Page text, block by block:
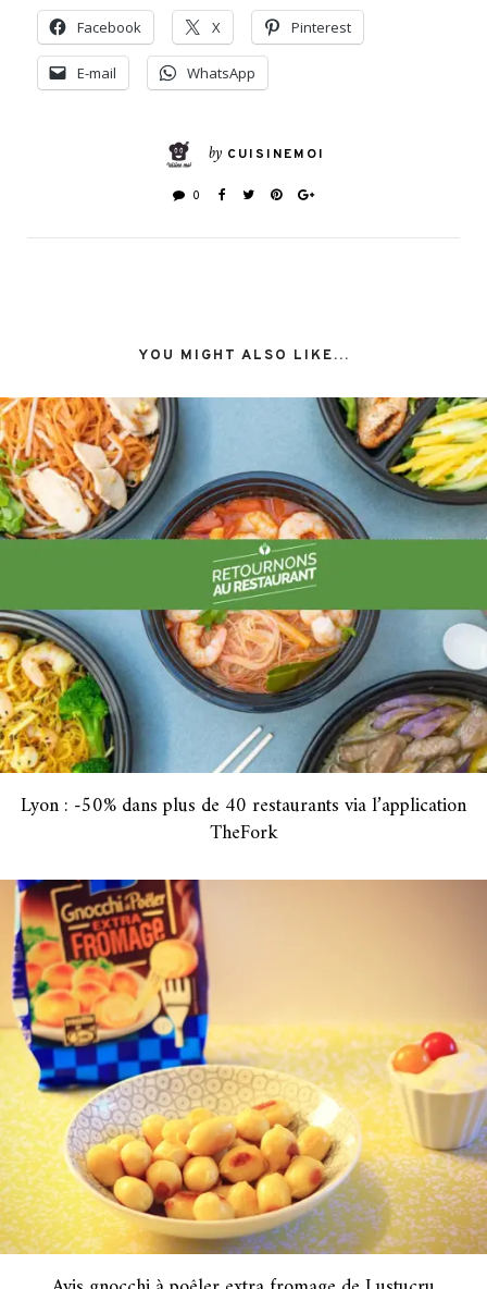
Facebook X Pinterest
E-mail WhatsApp
by CUISINEMOI
0
YOU MIGHT ALSO LIKE...
Lyon : -50% dans plus de 40 restaurants via l’application
TheFork